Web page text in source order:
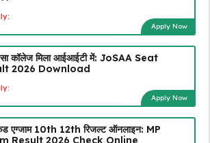
Apply Now
कॉलेज मिला आईआईटी में: JoSAA Seat
2026 Download
Apply Now
एग्जाम 10th 12th रिजल्ट ऑनलाइन: MP
Result 2026 Check Online